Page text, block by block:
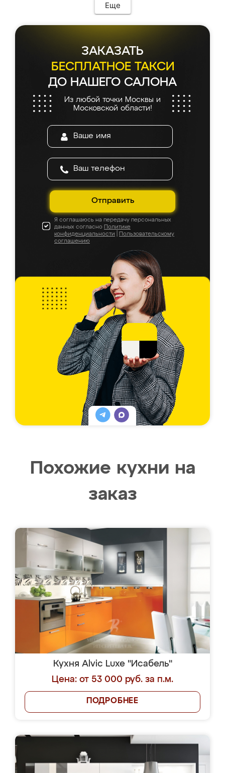
Еще
ЗАКАЗАТЬ
БЕСПЛАТНОЕ ТАКСИ
ДО НАШЕГО САЛОНА
Из любой точки Москвы и
Московской области!
Отправить
Я соглашаюсь на передачу персональных
данных согласно Политике
конфиденциальности
Пользовательскому
соглашению
Похожие кухни на
заказ
Кухня Alvic Luxe "Исабель"
Цена: от 53 000 руб. за п.м.
ПОДРОБНЕЕ